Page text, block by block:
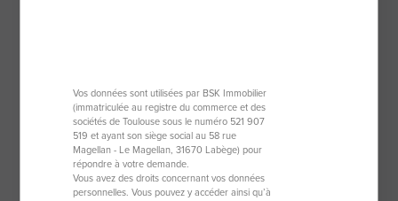
Propriete equestre de 210 m²
31000 Toulouse
5 pièces
3 chambres
10 hectares de
Vos données sont utilisées par BSK Immobilier
(immatriculée au registre du commerce et des
sociétés de Toulouse sous le numéro 521 907
519 et ayant son siège social au 58 rue
Magellan - Le Magellan, 31670 Labège) pour
répondre à votre demande.
Vous avez des droits concernant vos données
personnelles. Vous pouvez y accéder ainsi qu’à